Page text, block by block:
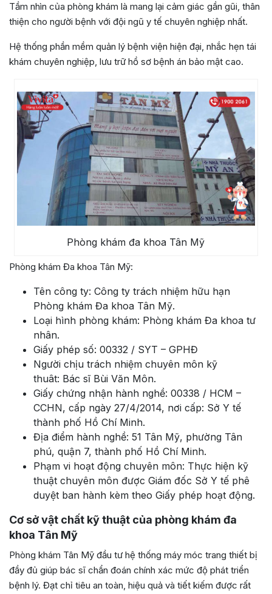
Tầm nhìn của phòng khám là mang lại cảm giác gần gũi, thân
thiện cho người bệnh với đội ngũ y tế chuyên nghiệp nhất.
Hệ thống phần mềm quản lý bệnh viện hiện đại, nhắc hẹn tái
khám chuyên nghiệp, lưu trữ hồ sơ bệnh án bảo mật cao.
Phòng khám đa khoa Tân Mỹ
Phòng khám Đa khoa Tân Mỹ:
Tên công ty: Công ty trách nhiệm hữu hạn
Phòng khám Đa khoa Tân Mỹ.
Loại hình phòng khám: Phòng khám Đa khoa tư
nhân.
Giấy phép số: 00332 / SYT – GPHĐ
Người chịu trách nhiệm chuyên môn kỹ
thuât: Bác sĩ Bùi Văn Môn.
Giấy chứng nhận hành nghề: 00338 / HCM –
CCHN, cấp ngày 27/4/2014, nơi cấp: Sở Y tế
thành phố Hồ Chí Minh.
Địa điểm hành nghề: 51 Tân Mỹ, phường Tân
phú, quận 7, thành phố Hồ Chí Minh.
Phạm vi hoạt động chuyên môn: Thực hiện kỹ
thuật chuyên môn được Giám đốc Sở Y tế phê
duyệt ban hành kèm theo Giấy phép hoạt động.
Cơ sở vật chất kỹ thuật của phòng khám đa
khoa Tân Mỹ
Phòng khám Tân Mỹ đầu tư hệ thống máy móc trang thiết bị
đầy đủ giúp bác sĩ chẩn đoán chính xác mức độ phát triển
bệnh lý. Đạt chỉ tiêu an toàn, hiệu quả và tiết kiếm được rất